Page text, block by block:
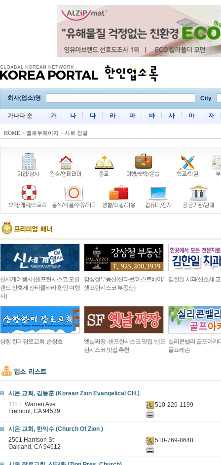
회사(업소)명 City
가나다 순 가 나 다 라 마 바 사 아 자
HOME > 옐로우페이지 > 사로 정렬
신세계여행사 (샌프란시스코 오클
랜드 산호세 산타클라라 한인 여행
사)
강상철부동산(산라몬/이스트베이/
샌프란시스코 부동산)
김한일 치과(산호세
상항 한미장로교회, 손창호
옛날짜장 -샌프란시스코 맛집 /샌프
란시스코 맛집 추천
실리콘밸리 골프아카
골프레슨
시온 교회, 김동훈 (Korean Zion Evangelical CH.)
111 E Warren Ave
Fremont, CA 94539
510-226-1199
시온 교회, 한익수 (Church Of Zion )
2501 Harrison St
Oakland, CA 94612
510-769-8648